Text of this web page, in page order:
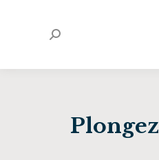
Recherche